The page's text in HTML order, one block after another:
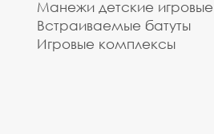
Манежи детские игровые
Встраиваемые батуты
Игровые комплексы